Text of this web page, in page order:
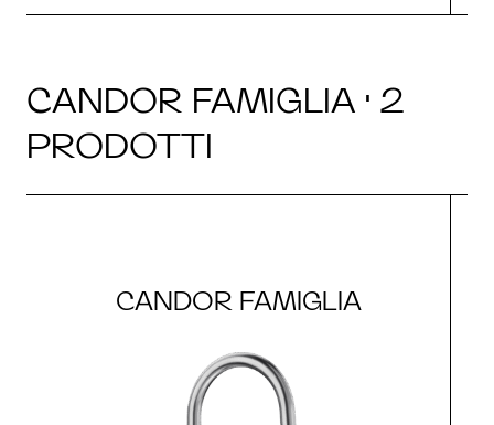
CANDOR FAMIGLIA · 2
PRODOTTI
CANDOR FAMIGLIA